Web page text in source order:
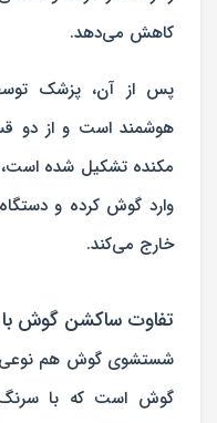
کاهش می‌دهد.
پس از آن، پزشک
هوشمند است و از
وارد گوش کرده و
خارج می‌کند.
تفاوت ساکشن گوش
شستشوی گوش هم نوعی
گوش است که با